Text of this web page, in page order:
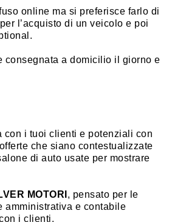
online ma si preferisce farlo di
l’acquisto di un veicolo e poi
consegnata a domicilio il giorno e
con i tuoi clienti e potenziali con
che siano contestualizzate
di auto usate per mostrare
MOTORI , pensato per le
amministrativa e contabile
i clienti.